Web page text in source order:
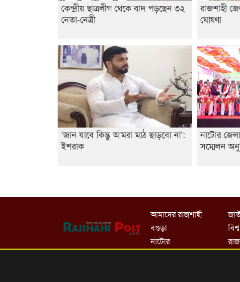
কেন্দ্রীয় ছাত্রলীগ থেকে বাদ পড়ছেন ৩২
নেতা-নেত্রী
রাজশাহী
ঘোষণা
‘জান যাবে কিন্তু আমরা মাঠ ছাড়বো না’:
ইশরাক
নাটোর
সম্মেলন
আমাদের রাজশাহী
বগুড়া
নাটোর
বিশ্ব